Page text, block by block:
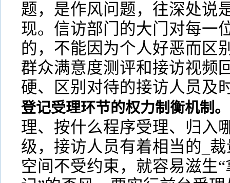
题，是作风问题，往深处说
现。信访部门的大门对每一
的，不能因为个人好恶而区
群众满意度测评和接访视频
硬、区别对待的接访人员及
登记受理环节的权力制衡机制。
理、按什么程序受理、归入
级，接访人员有着相当的_
空间不受约束，就容易滋生